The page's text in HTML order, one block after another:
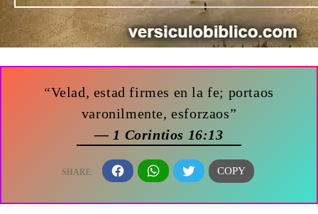
“Velad, estad firmes en la fe; portaos
varonilmente, esforzaos”
— 1 Corintios 16:13